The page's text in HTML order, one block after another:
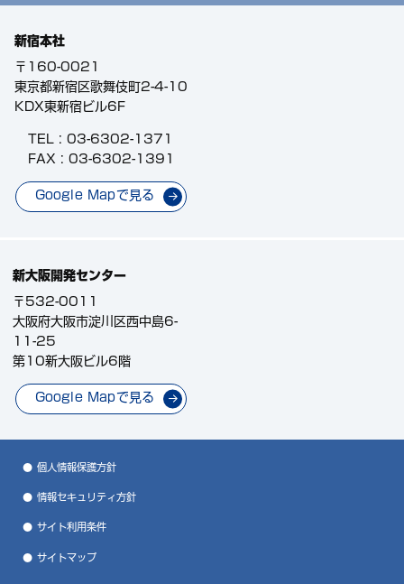
〒160-0021
東京都新宿区歌舞伎町2-4-10
KDX東新宿ビル6F
個人情報保護に関する苦情・相談窓口
電話：0120-369782 （平日9：30-18：00）
個人情報を入力するにあたっての注意事項
電子メールでのご連絡が取れないときに、お電話を差し上げ
行なっておりません。
個人情報の安全管理措置について
と是正、その他個人情報の安全管理のために必要かつ適切な
社内において削除いたします。このサイトは、
SSL（Secure Socket Layer）による暗号化措置を講じて
さい。
新宿本社
〒160-0021
東京都新宿区歌舞伎町2-4-10
KDX東新宿ビル6F
TEL : 03-6302-1371
FAX : 03-6302-1391
Google Mapで見る
新大阪開発センター
〒532-0011
大阪府大阪市淀川区西中島6-
11-25
第10新大阪ビル6階
Google Mapで見る
個人情報保護方針
情報セキュリティ方針
サイト利用条件
サイトマップ